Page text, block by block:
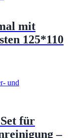
mit
125*110
für
–